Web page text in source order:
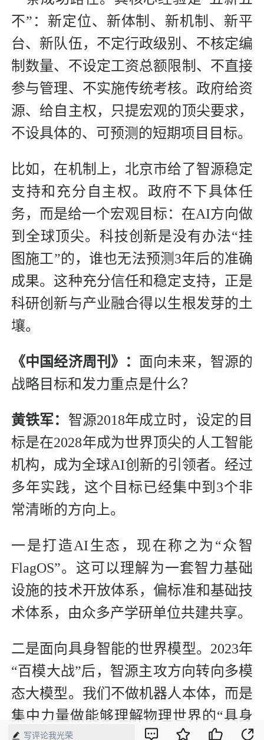
不”：新定位、新体制、新机制、新平
台、新队伍，不定行政级别、不核定编
制数量、不设定工资总额限制、不直接
参与管理、不实施传统考核。政府给资
源、给自主权，只提宏观的顶尖要求，
不设具体的、可预测的短期项目目标。
比如，在机制上，北京市给了智源稳定
支持和充分自主权。政府不下具体任
务，而是给一个宏观目标：在AI方向做
到全球顶尖。科技创新是没有办法“挂
图施工”的，谁也无法预测3年后的准确
成果。这种充分信任和稳定支持，正是
科研创新与产业融合得以生根发芽的土
壤。
《中国经济周刊》： 面向未来，智源的
战略目标和发力重点是什么？
黄铁军： 智源2018年成立时，设定的目
标是在2028年成为世界顶尖的人工智能
机构，成为全球AI创新的引领者。经过
多年实践，这个目标已经集中到3个非
常清晰的方向上。
一是打造AI生态，现在称之为“众智
FlagOS”。这可以理解为一套智力基础
设施的技术开放体系，偏标准和基础技
术体系，由众多产学研单位共建共享。
二是面向具身智能的世界模型。2023年
“百模大战”后，智源主攻方向转向多模
态大模型。我们不做机器人本体，而是
集中力量做能够理解物理世界的“具身
写评论我光荣